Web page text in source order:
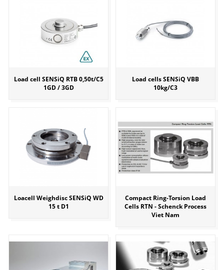
Load cell SENSiQ RTB 0,50t/C5
1GD / 3GD
Load cells SENSiQ VBB
10kg/C3
Loacell Weighdisc SENSiQ WD
15 t D1
Compact Ring-Torsion Load
Cells RTN - Schenck Process
Viet Nam